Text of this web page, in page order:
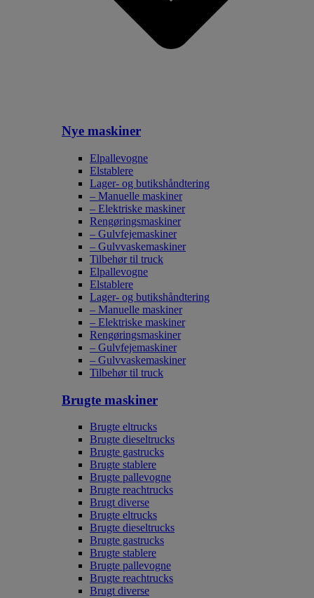
Nye maskiner
Elpallevogne
Elstablere
Lager- og butikshåndtering
– Manuelle maskiner
– Elektriske maskiner
Rengøringsmaskiner
– Gulvfejemaskiner
– Gulvvaskemaskiner
Tilbehør til truck
Elpallevogne
Elstablere
Lager- og butikshåndtering
– Manuelle maskiner
– Elektriske maskiner
Rengøringsmaskiner
– Gulvfejemaskiner
– Gulvvaskemaskiner
Tilbehør til truck
Brugte maskiner
Brugte eltrucks
Brugte dieseltrucks
Brugte gastrucks
Brugte stablere
Brugte pallevogne
Brugte reachtrucks
Brugt diverse
Brugte eltrucks
Brugte dieseltrucks
Brugte gastrucks
Brugte stablere
Brugte pallevogne
Brugte reachtrucks
Brugt diverse